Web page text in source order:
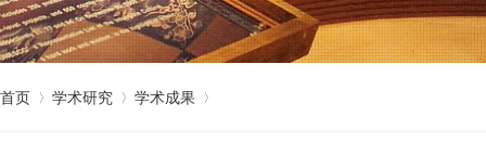
首页 学术研究 学术成果